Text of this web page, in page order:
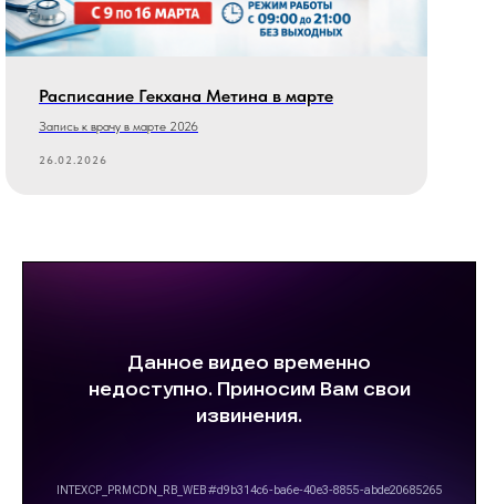
Расписание Гекхана Метина в марте
Запись к врачу в марте 2026
26.02.2026